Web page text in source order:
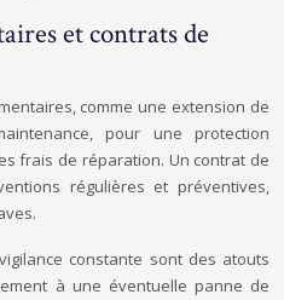
et contrats de
comme une extension de
pour une protection
frais de réparation. Un contrat de
régulières et préventives,
constante sont des atouts
à une éventuelle panne de